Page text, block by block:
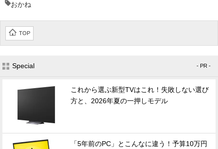
おかね
TOP
Special - PR -
これから選ぶ新型TVはこれ！失敗しない選び
方と、2026年夏の一押しモデル
「5年前のPC」とこんなに違う！予算10万円